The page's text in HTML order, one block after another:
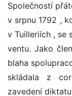
Společností
v srpnu 1792 ,
v Tuilleriích , se
ventu. Jako
blaha
skládala z
zavedení